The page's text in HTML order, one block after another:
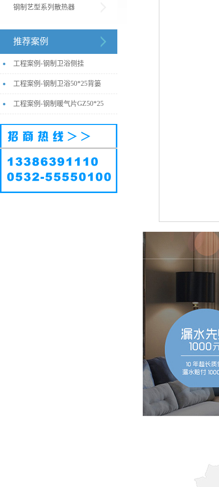
钢制艺型系列散热器
推荐案例
工程案例-钢制卫浴侧挂
工程案例-钢制卫浴50*25背篓
工程案例-钢制暖气片GZ50*25